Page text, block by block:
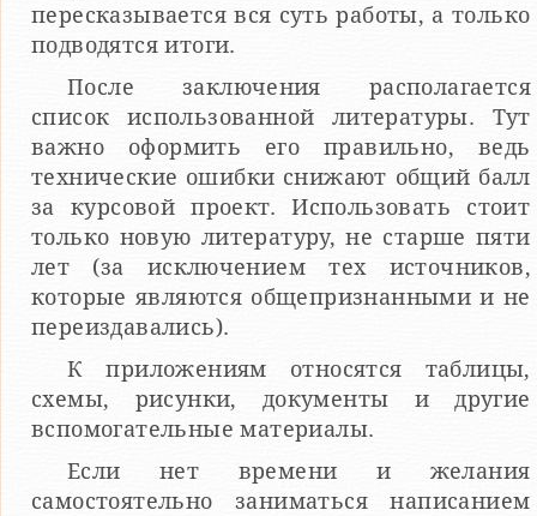
пересказывается вся суть работы, а только
подводятся итоги.
После заключения располагается
список использованной литературы. Тут
важно оформить его правильно, ведь
технические ошибки снижают общий балл
за курсовой проект. Использовать стоит
только новую литературу, не старше пяти
лет (за исключением тех источников,
которые являются общепризнанными и не
переиздавались).
К приложениям относятся таблицы,
схемы, рисунки, документы и другие
вспомогательные материалы.
Если нет времени и желания
самостоятельно заниматься написанием